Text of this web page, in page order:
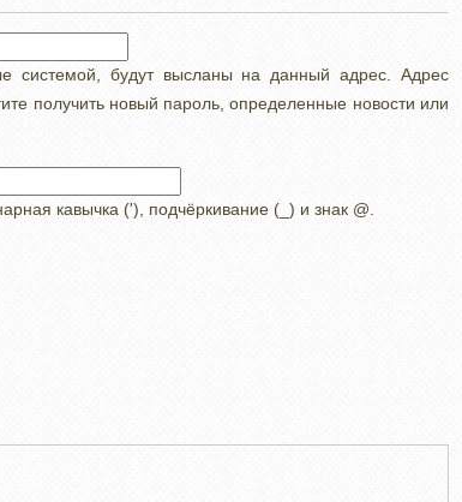
системой, будут высланы на данный адрес. Адрес
получить новый пароль, определенные новости или
кавычка ('), подчёркивание (_) и знак @.